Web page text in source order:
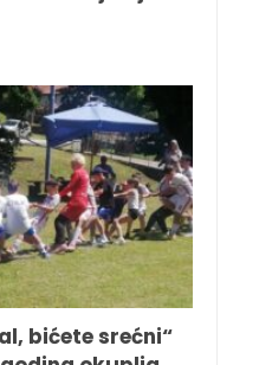
bićete srećni“